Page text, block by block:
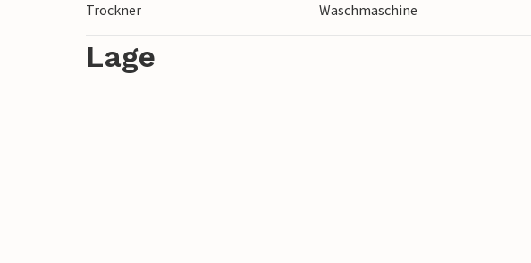
Trockner
Waschmaschine
Lage